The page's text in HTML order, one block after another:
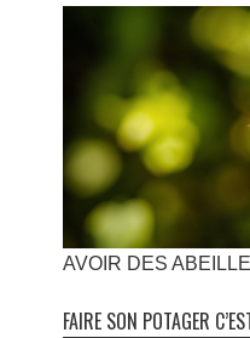
AVOIR DES
FAIRE SON POTAGER